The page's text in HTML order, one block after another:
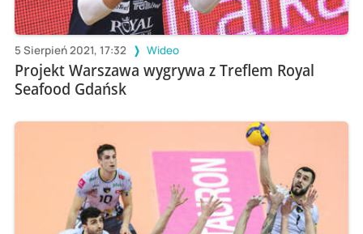
5 Sierpień 2021, 17:32 Wideo
Projekt Warszawa wygrywa z Treflem Royal
Seafood Gdańsk